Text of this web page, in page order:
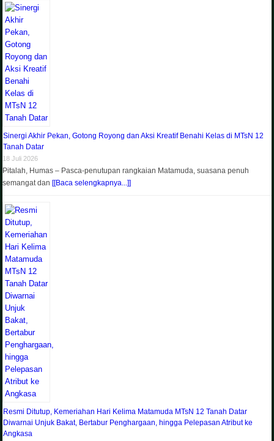
Sinergi Akhir Pekan, Gotong Royong dan Aksi Kreatif Benahi Kelas di MTsN 12
Tanah Datar
18 Juli 2026
Pitalah, Humas – Pasca-penutupan rangkaian Matamuda, suasana penuh
semangat dan[[Baca selengkapnya...]]
Resmi Ditutup, Kemeriahan Hari Kelima Matamuda MTsN 12 Tanah Datar
Diwarnai Unjuk Bakat, Bertabur Penghargaan, hingga Pelepasan Atribut ke
Angkasa